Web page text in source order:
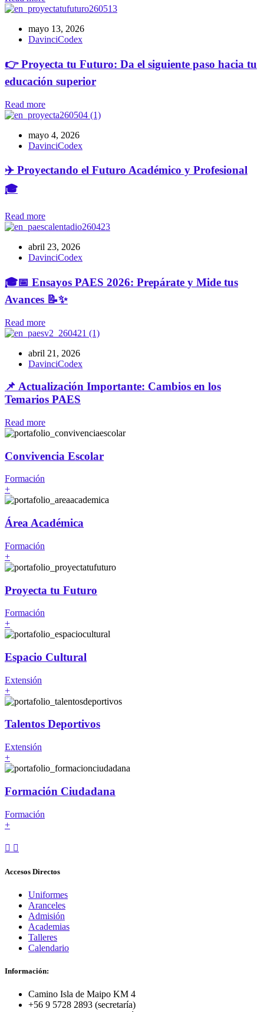
mayo 13, 2026
DavinciCodex
👉 Proyecta tu Futuro: Da el siguiente paso hacia tu
educación superior
Read more
mayo 4, 2026
DavinciCodex
✈️ Proyectando el Futuro Académico y Profesional
🎓
Read more
abril 23, 2026
DavinciCodex
🎓📅 Ensayos PAES 2026: Prepárate y Mide tus
Avances 📝✨
Read more
abril 21, 2026
DavinciCodex
📌 Actualización Importante: Cambios en los
Temarios PAES
Read more
Convivencia Escolar
Formación
+
Área Académica
Formación
+
Proyecta tu Futuro
Formación
+
Espacio Cultural
Extensión
+
Talentos Deportivos
Extensión
+
Formación Ciudadana
Formación
+
Accesos Directos
Uniformes
Aranceles
Admisión
Academias
Talleres
Calendario
Información:
Camino Isla de Maipo KM 4
+56 9 5728 2893 (secretaría)